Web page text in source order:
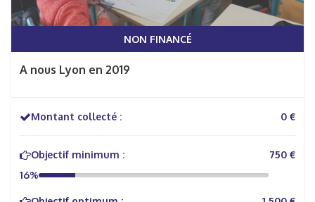
NON FINANCÉ
A nous Lyon en 2019
Montant collecté : 0 €
Objectif minimum :
750 €
16%